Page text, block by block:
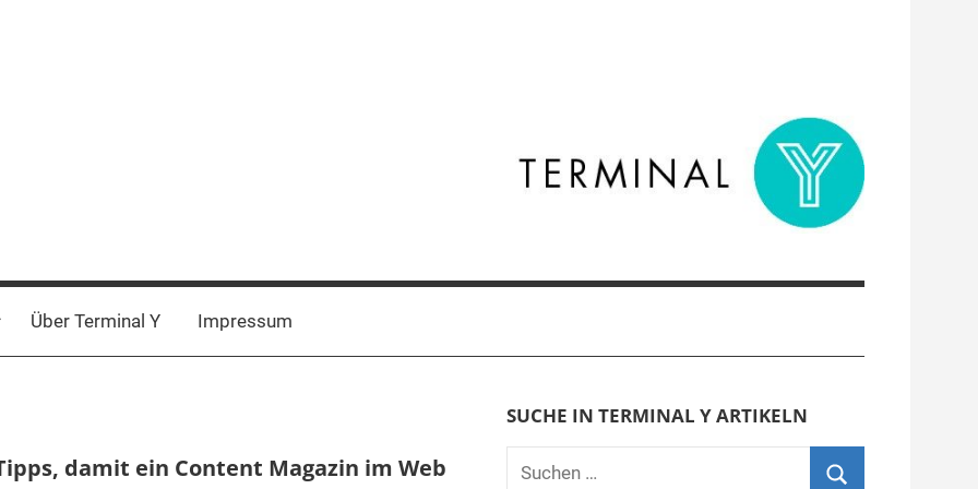
Über Terminal Y Impressum
damit ein Content Magazin im Web
SUCHE IN TERMINAL Y ARTIKELN
Suchen